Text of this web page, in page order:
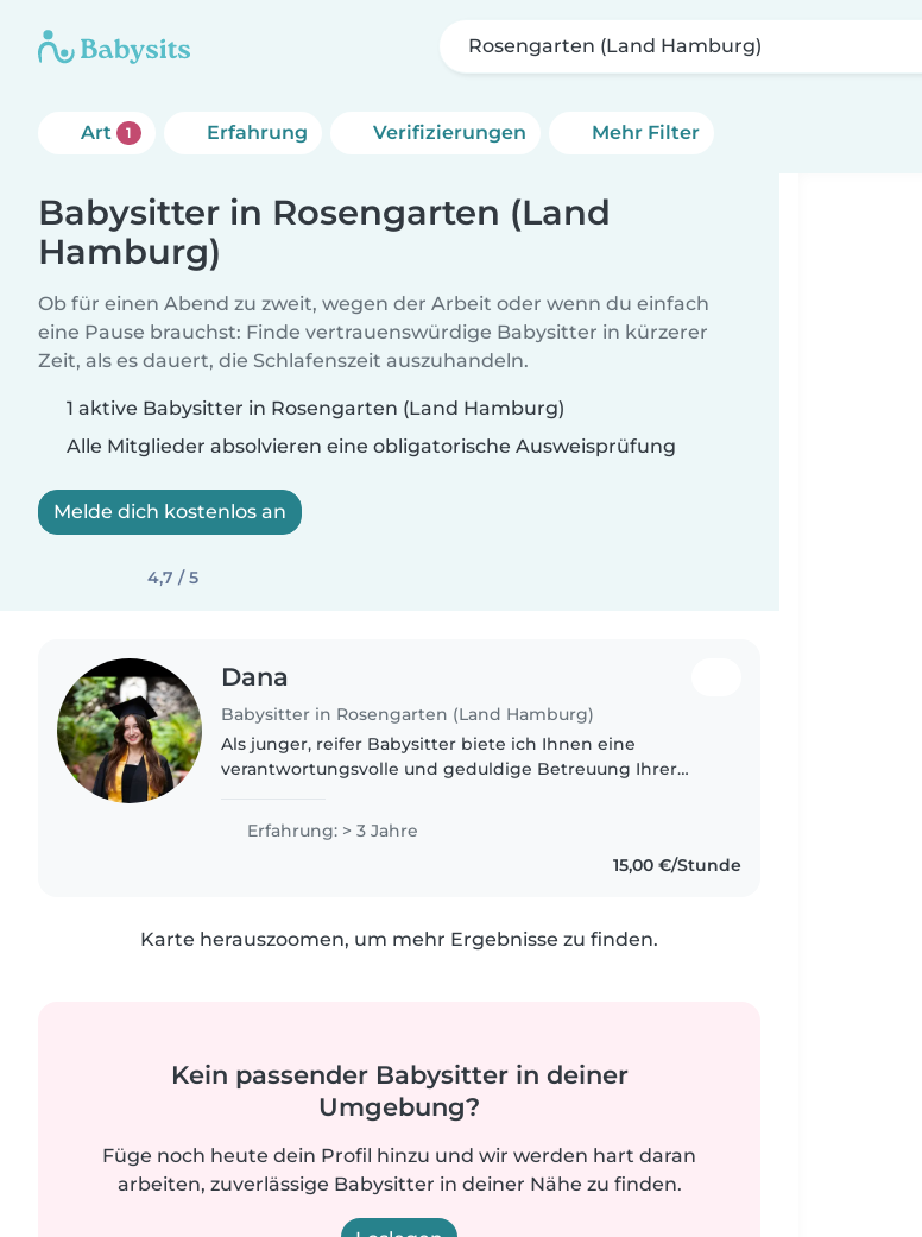
Rosengarten (Land Hamburg)
Art 1 Erfahrung Verifizierungen Mehr Filter
Babysitter in Rosengarten (Land
Hamburg)
Ob für einen Abend zu zweit, wegen der Arbeit oder wenn du einfach
eine Pause brauchst: Finde vertrauenswürdige Babysitter in kürzerer
Zeit, als es dauert, die Schlafenszeit auszuhandeln.
1 aktive Babysitter in Rosengarten (Land Hamburg)
Alle Mitglieder absolvieren eine obligatorische Ausweisprüfung
Melde dich kostenlos an
4,7 / 5
Dana
Babysitter in Rosengarten (Land Hamburg)
Als junger, reifer Babysitter biete ich Ihnen eine
verantwortungsvolle und geduldige Betreuung Ihrer
Deutsch, Englisch und Französisch..
Erfahrung: > 3 Jahre
15,00 €/Stunde
Karte herauszoomen, um mehr Ergebnisse zu finden.
Kein passender Babysitter in deiner
Umgebung?
Füge noch heute dein Profil hinzu und wir werden hart daran
arbeiten, zuverlässige Babysitter in deiner Nähe zu finden.